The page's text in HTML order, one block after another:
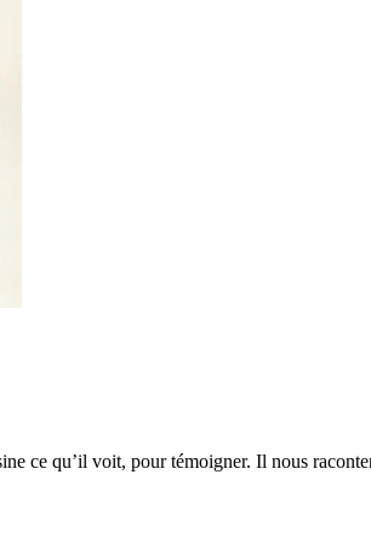
ce qu’il voit, pour témoigner. Il nous